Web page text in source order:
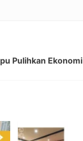
Pulihkan Ekonomi